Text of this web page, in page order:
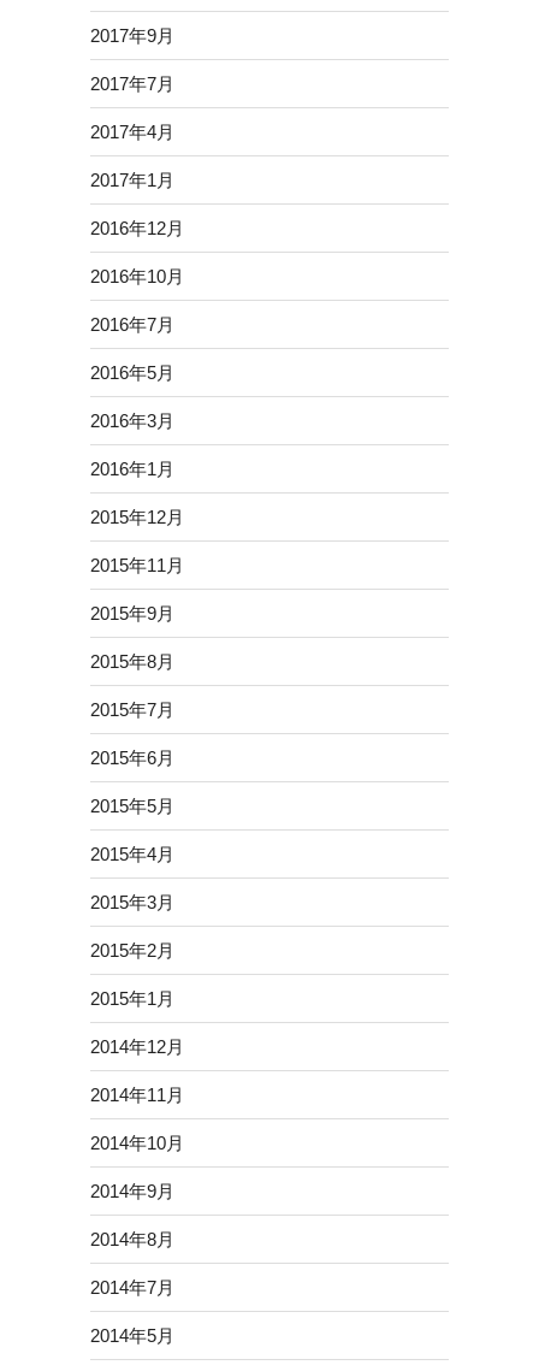
2017年9月
2017年7月
2017年4月
2017年1月
2016年12月
2016年10月
2016年7月
2016年5月
2016年3月
2016年1月
2015年12月
2015年11月
2015年9月
2015年8月
2015年7月
2015年6月
2015年5月
2015年4月
2015年3月
2015年2月
2015年1月
2014年12月
2014年11月
2014年10月
2014年9月
2014年8月
2014年7月
2014年5月